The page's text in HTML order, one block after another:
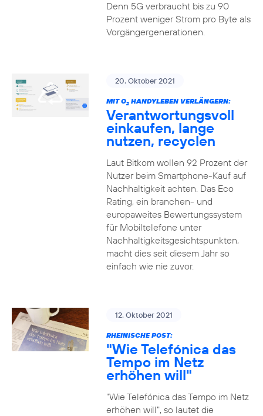
Denn 5G verbraucht bis zu 90
Prozent weniger Strom pro Byte als
Vorgängergenerationen.
20. Oktober 2021
MIT O2HANDYLEBEN VERLÄNGERN:
Verantwortungsvoll
einkaufen, lange
nutzen, recyclen
Laut Bitkom wollen 92 Prozent der
Nutzer beim Smartphone-Kauf auf
Nachhaltigkeit achten. Das Eco
Rating, ein branchen- und
europaweites Bewertungssystem
für Mobiltelefone unter
Nachhaltigkeitsgesichtspunkten,
macht dies seit diesem Jahr so
einfach wie nie zuvor.
12. Oktober 2021
RHEINISCHE POST:
"Wie Telefónica das
Tempo im Netz
erhöhen will"
"Wie Telefónica das Tempo im Netz
erhöhen will", so lautet die